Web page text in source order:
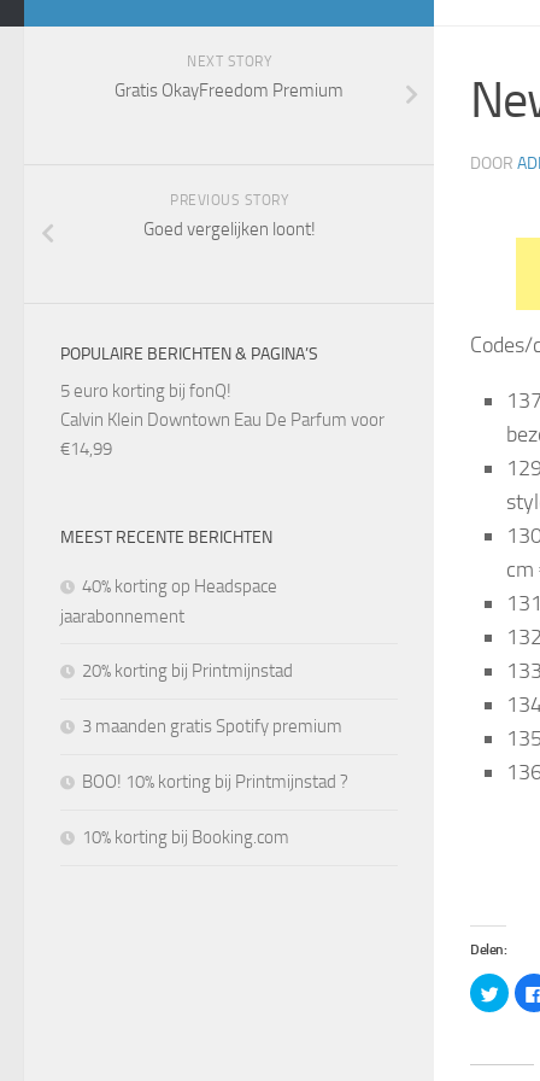
DOOR
Codes/
cm
Delen:
Klik
om
Twitter
NEXT STORY
Gratis OkayFreedom Premium
PREVIOUS STORY
Goed vergelijken loont!
POPULAIRE BERICHTEN & PAGINA’S
5 euro korting bij fonQ!
Calvin Klein Downtown Eau De Parfum voor
€14,99
MEEST RECENTE BERICHTEN
40% korting op Headspace
jaarabonnement
20% korting bij Printmijnstad
3 maanden gratis Spotify premium
BOO! 10% korting bij Printmijnstad ?
10% korting bij Booking.com